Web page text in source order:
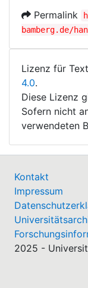
Permalink
bamberg.de/
Lizenz für
4.0.
Diese Lizenz
Sofern nicht
verwendeten
Kontakt
Impressum
2025 -